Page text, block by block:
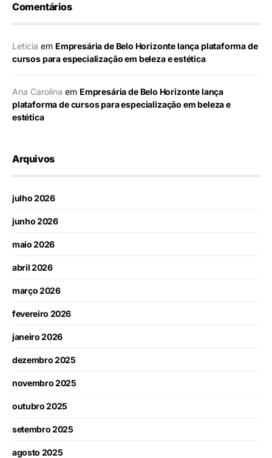
Comentários
Leticia em Empresária de Belo Horizonte lança plataforma de
cursos para especialização em beleza e estética
Ana Carolina em Empresária de Belo Horizonte lança
plataforma de cursos para especialização em beleza e
estética
Arquivos
julho 2026
junho 2026
maio 2026
abril 2026
março 2026
fevereiro 2026
janeiro 2026
dezembro 2025
novembro 2025
outubro 2025
setembro 2025
agosto 2025